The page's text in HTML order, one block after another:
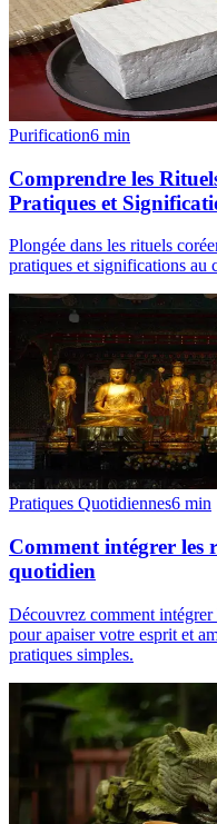
Purification6 min
Comprendre les
Pratiques et
Plongée dans les rituels
pratiques et significations au
Pratiques Quotidiennes6 min
Comment intégrer les
quotidien
Découvrez comment
pour apaiser votre esprit et
pratiques simples.